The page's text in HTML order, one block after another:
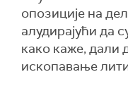
опозиције на
алудирајући да
како каже, дали
ископавање